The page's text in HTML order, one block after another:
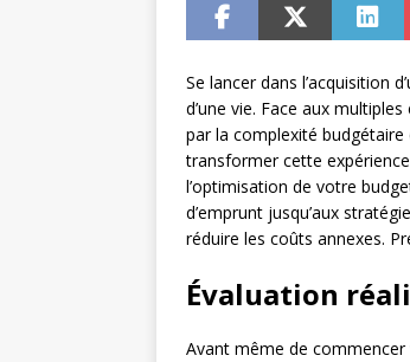
Se lancer dans l’acquisition
d’une vie. Face aux
par la complexité
transformer cette
l’optimisation de votre
d’emprunt jusqu’aux
réduire les coûts annexes.
Évaluation
Avant même de